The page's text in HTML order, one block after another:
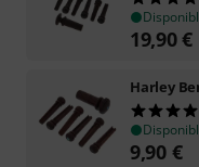
19,90€
Harley
9,90 €